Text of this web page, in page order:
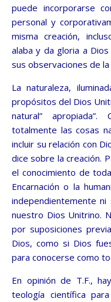
puede incorporarse
personal y
misma creación,
alaba y da gloria a
sus observaciones de la
La naturaleza,
propósitos del Dios
natural”
totalmente las cosas
incluir su relación con
dice sobre la creación.
el conocimiento de
Encarnación o la
independientemente
nuestro Dios Unitrino.
por suposiciones
Dios, como si Dios
para conocerse como
En opinión de T.F.,
teología científica